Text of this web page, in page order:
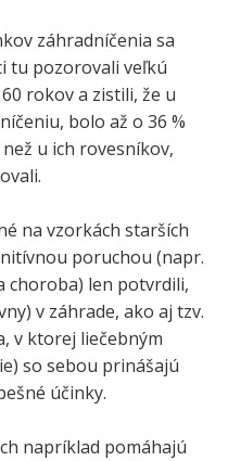
záhradníčenia sa
tu pozorovali veľkú
rokov a zistili, že u
bolo až o 36 %
u ich rovesníkov,
na vzorkách starších
poruchou (napr.
choroba) len potvrdili,
v záhrade, ako aj tzv.
v ktorej liečebným
so sebou prinášajú
účinky.
napríklad pomáhajú